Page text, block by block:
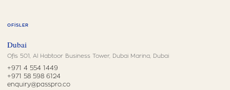
OFISLER
Dubai
Ofis 501, Al Habtoor Business Tower, Dubai Marina, Dubai
+971 4 554 1449
+971 58 598 6124
enquiry@passpro.co